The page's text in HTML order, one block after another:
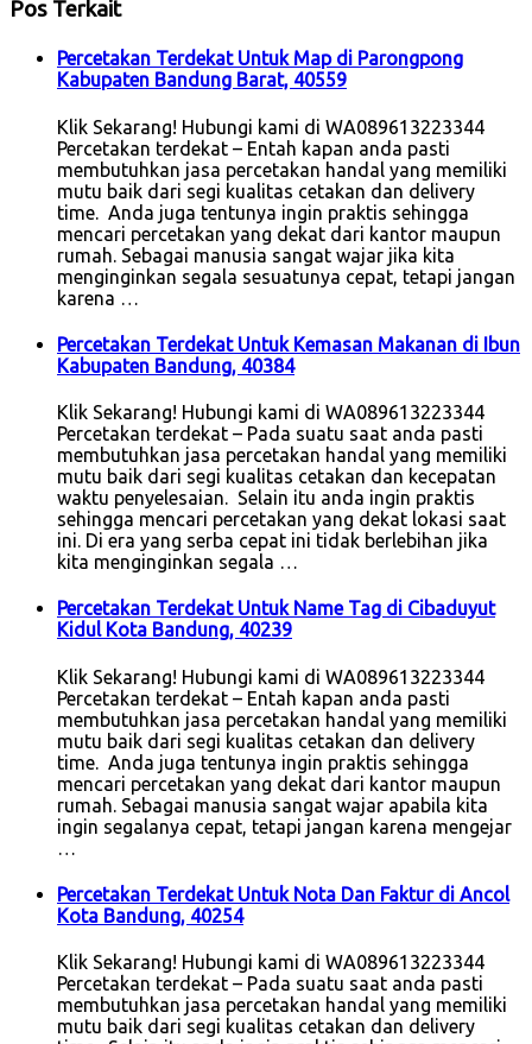
Pos Terkait
Percetakan Terdekat Untuk Map di Parongpong
Kabupaten Bandung Barat, 40559
Klik Sekarang! Hubungi kami di WA089613223344
Percetakan terdekat – Entah kapan anda pasti
membutuhkan jasa percetakan handal yang memiliki
mutu baik dari segi kualitas cetakan dan delivery
time. Anda juga tentunya ingin praktis sehingga
mencari percetakan yang dekat dari kantor maupun
rumah. Sebagai manusia sangat wajar jika kita
menginginkan segala sesuatunya cepat, tetapi jangan
karena …
Percetakan Terdekat Untuk Kemasan Makanan di Ibun
Kabupaten Bandung, 40384
Klik Sekarang! Hubungi kami di WA089613223344
Percetakan terdekat – Pada suatu saat anda pasti
membutuhkan jasa percetakan handal yang memiliki
mutu baik dari segi kualitas cetakan dan kecepatan
waktu penyelesaian. Selain itu anda ingin praktis
sehingga mencari percetakan yang dekat lokasi saat
ini. Di era yang serba cepat ini tidak berlebihan jika
kita menginginkan segala …
Percetakan Terdekat Untuk Name Tag di Cibaduyut
Kidul Kota Bandung, 40239
Klik Sekarang! Hubungi kami di WA089613223344
Percetakan terdekat – Entah kapan anda pasti
membutuhkan jasa percetakan handal yang memiliki
mutu baik dari segi kualitas cetakan dan delivery
time. Anda juga tentunya ingin praktis sehingga
mencari percetakan yang dekat dari kantor maupun
rumah. Sebagai manusia sangat wajar apabila kita
ingin segalanya cepat, tetapi jangan karena mengejar
…
Percetakan Terdekat Untuk Nota Dan Faktur di Ancol
Kota Bandung, 40254
Klik Sekarang! Hubungi kami di WA089613223344
Percetakan terdekat – Pada suatu saat anda pasti
membutuhkan jasa percetakan handal yang memiliki
mutu baik dari segi kualitas cetakan dan delivery